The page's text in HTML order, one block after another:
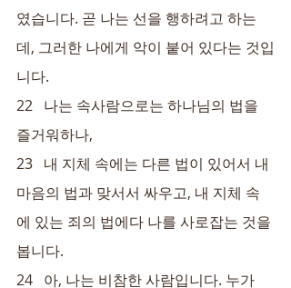
였습니다. 곧 나는 선을 행하려고 하는
데, 그러한 나에게 악이 붙어 있다는 것입
니다.
22   나는 속사람으로는 하나님의 법을
즐거워하나,
23   내 지체 속에는 다른 법이 있어서 내
마음의 법과 맞서서 싸우고, 내 지체 속
에 있는 죄의 법에다 나를 사로잡는 것을
봅니다.
24   아, 나는 비참한 사람입니다. 누가